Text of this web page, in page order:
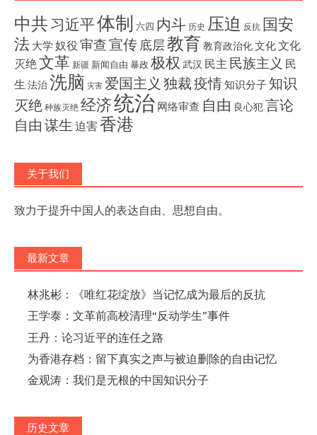
中共习近平体制 六四 内斗 历史 压迫 反抗 国安
法 大学 奴役 审查宣传底层教育 教育政治化文化文化
灭绝文革 新疆 新闻自由 暴政 极权 武汉 民主 民族主义 民
生 法治洗脑 灾害 爱国主义 独裁疫情知识分子 知识
灭绝 种族灭绝 经济统治 网络审查 自由 良心犯言论
自由 谋生 迫害香港
关于我们
致力于提升中国人的表达自由、思想自由。
最新文章
林兆彬：《唯红花绽放》当记忆成为最后的反抗
王学泰：文革前高校清理“反动学生”事件
王丹：论习近平的连任之路
为香港存档：留下真实之声与被迫删除的自由记忆
金观涛：我们是无根的中国知识分子
历史文章